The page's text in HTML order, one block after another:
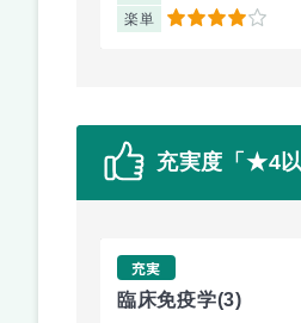
楽単 4
充実度「★4
充実
臨床免疫学(3)